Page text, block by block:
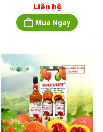
Liên hệ
Mua Ngay